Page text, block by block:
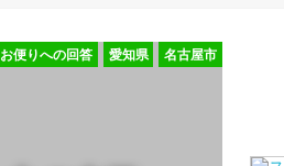
名古屋市
愛知県
便りへの回答